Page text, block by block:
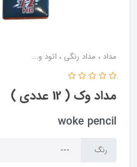
مداد ، مداد رنگی ، اتود و...
مداد وک ( 12 عددی )
woke pencil
رنگ